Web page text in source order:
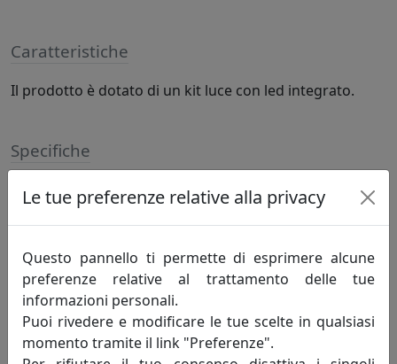
Caratteristiche
Il prodotto è dotato di un kit luce con led integrato.
Specifiche
LED 70W 5600Lm 4000K, lampadine incluse
Informazioni sul brand
Da più di 50 anni disegnamo la luce.
L’azienda nata nel 1962 per merito di
Romano Perenzin oggi è guidata,
Le tue preferenze relative alla privacy
Questo pannello ti permette di esprimere alcune
preferenze relative al trattamento delle tue
informazioni personali.
Puoi rivedere e modificare le tue scelte in qualsiasi
momento tramite il link "Preferenze".